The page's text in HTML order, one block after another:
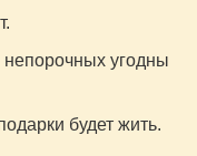
угодны
будет жить.